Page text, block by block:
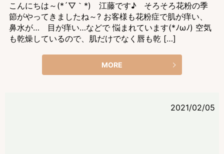
こんにちは～(*´▽｀*) 江藤です♪ そろそろ花粉の季
節がやってきましたね～? お客様も花粉症で肌が痒い、
鼻水が… 目が痒い…などで 悩まれています(*ﾉωﾉ) 空気
も乾燥しているので、肌だけでなく唇も乾 […]
MORE
2021/02/05